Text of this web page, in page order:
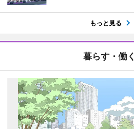
もっと見る
暮らす・働く